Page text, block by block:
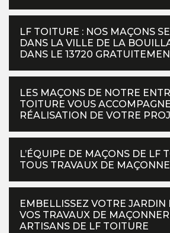
LF TOITURE : NOS MAÇONS
DANS LA VILLE DE LA
DANS LE 13720
LES MAÇONS DE NOTRE
TOITURE VOUS
RÉALISATION DE VOTRE
L’ÉQUIPE DE MAÇONS DE LF
TOUS TRAVAUX DE
EMBELLISSEZ VOTRE JARDIN
VOS TRAVAUX DE
ARTISANS DE LF TOITURE